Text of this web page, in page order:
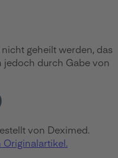
geheilt werden, das
jedoch durch Gabe von
von Deximed.
Originalartikel.